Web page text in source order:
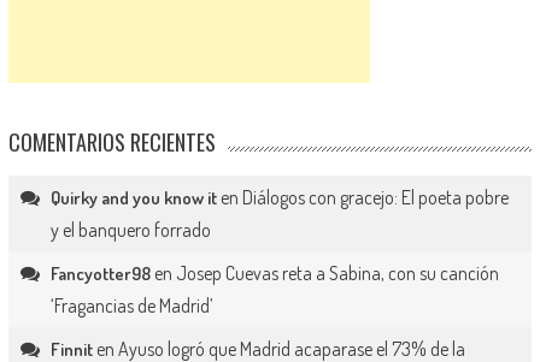
COMENTARIOS RECIENTES
Quirky and you know iten Diálogos con gracejo: El poeta pobre
y el banquero forrado
Fancyotter98en Josep Cuevas reta a Sabina, con su canción
‘Fragancias de Madrid’
Finniten Ayuso logró que Madrid acaparase el 73% de la